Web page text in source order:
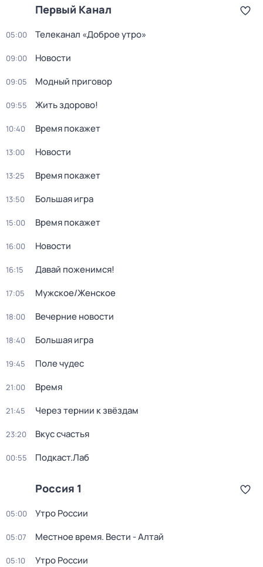
Первый Канал
05:00 Телеканал «Доброе утро»
09:00 Новости
09:05 Модный приговор
09:55 Жить здорово!
10:40 Время покажет
13:00 Новости
13:25 Время покажет
13:50 Большая игра
15:00 Время покажет
16:00 Новости
16:15 Давай поженимся!
17:05 Мужское/Женское
18:00 Вечерние новости
18:40 Большая игра
19:45 Поле чудес
21:00 Время
21:45 Через тернии к звёздам
23:20 Вкус счастья
00:55 Подкаст.Лаб
Россия 1
05:00 Утро России
05:07 Местное время. Вести - Алтай
05:10 Утро России